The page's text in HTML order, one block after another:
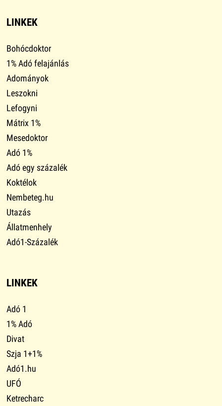
LINKEK
Bohócdoktor
1% Adó felajánlás
Adományok
Leszokni
Lefogyni
Mátrix 1%
Mesedoktor
Adó 1%
Adó egy százalék
Koktélok
Nembeteg.hu
Utazás
Állatmenhely
Adó1-Százalék
LINKEK
Adó 1
1% Adó
Divat
Szja 1+1%
Adó1.hu
UFÓ
Ketrecharc